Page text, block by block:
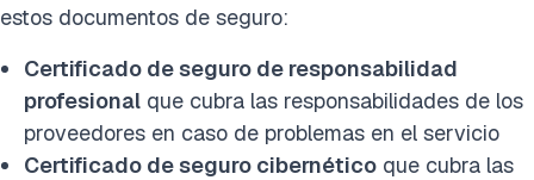
estos documentos de seguro:
Certificado de seguro de responsabilidad
profesional que cubra las responsabilidades de los
proveedores en caso de problemas en el servicio
Certificado de seguro cibernético que cubra las